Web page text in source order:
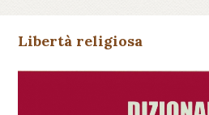
Libertà religiosa